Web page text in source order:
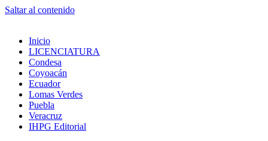
Saltar al contenido
Inicio
LICENCIATURA
Condesa
Coyoacán
Ecuador
Lomas Verdes
Puebla
Veracruz
IHPG Editorial